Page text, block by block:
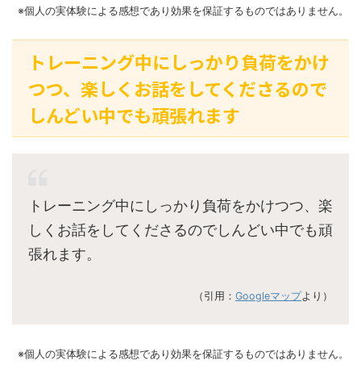
※個人の実体験による感想であり効果を保証するものではありません。
トレーニング中にしっかり負荷をかけ
つつ、楽しくお話をしてくださるので
しんどい中でも頑張れます
トレーニング中にしっかり負荷をかけつつ、楽
しくお話をしてくださるのでしんどい中でも頑
張れます。
（引用： Googleマップより）
※個人の実体験による感想であり効果を保証するものではありません。